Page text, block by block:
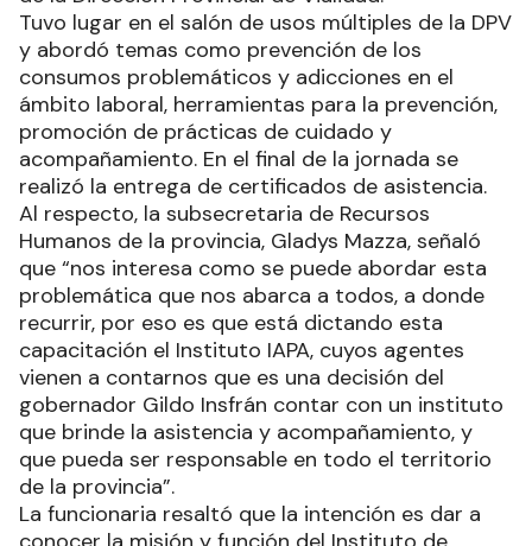
Tuvo lugar en el salón de usos múltiples de la DPV
y abordó temas como prevención de los
consumos problemáticos y adicciones en el
ámbito laboral, herramientas para la prevención,
promoción de prácticas de cuidado y
acompañamiento. En el final de la jornada se
realizó la entrega de certificados de asistencia.
Al respecto, la subsecretaria de Recursos
Humanos de la provincia, Gladys Mazza, señaló
que “nos interesa como se puede abordar esta
problemática que nos abarca a todos, a donde
recurrir, por eso es que está dictando esta
capacitación el Instituto IAPA, cuyos agentes
vienen a contarnos que es una decisión del
gobernador Gildo Insfrán contar con un instituto
que brinde la asistencia y acompañamiento, y
que pueda ser responsable en todo el territorio
de la provincia”.
La funcionaria resaltó que la intención es dar a